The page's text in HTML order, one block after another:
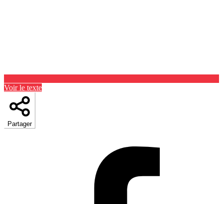
Voir le texte
Partager